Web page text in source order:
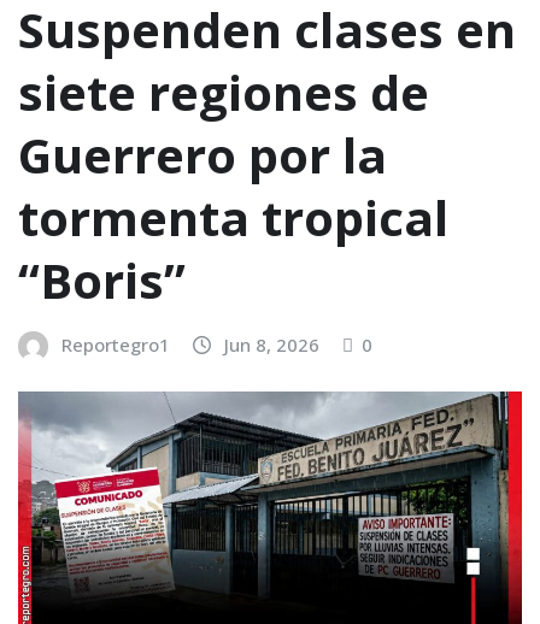
Suspenden clases en
siete regiones de
Guerrero por la
tormenta tropical
“Boris”
Reportegro1 Jun 8, 2026 0